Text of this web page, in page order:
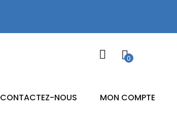
0
CONTACTEZ-NOUS MON COMPTE